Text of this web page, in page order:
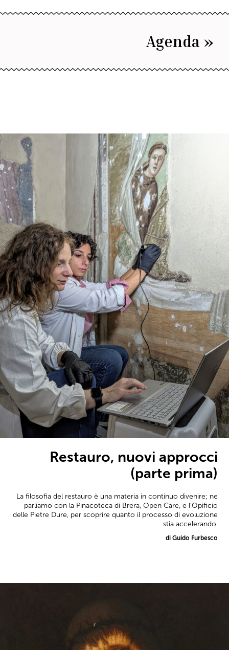
Agenda »
Restauro, nuovi approcci
(parte prima)
La filosofia del restauro è una materia in continuo divenire; ne
parliamo con la Pinacoteca di Brera, Open Care, e l'Opificio
delle Pietre Dure, per scoprire quanto il processo di evoluzione
stia accelerando.
di Guido Furbesco